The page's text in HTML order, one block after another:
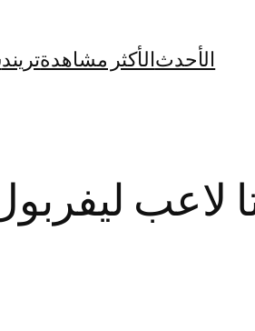
الأحدثالأكثر مشاهدةتريند
لاعب